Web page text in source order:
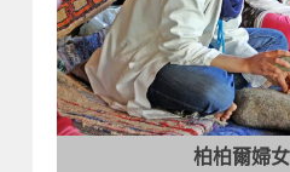
柏柏爾婦